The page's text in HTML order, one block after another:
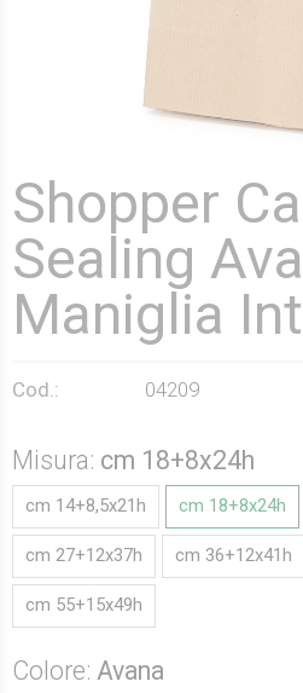
Shopper
Sealing
Maniglia
Cod.: 04209
Misura: cm 18+8x24h
cm 14+8,5x21h cm 18+8x24h
cm 27+12x37h cm 36+12x41h
cm 55+15x49h
Colore: Avana